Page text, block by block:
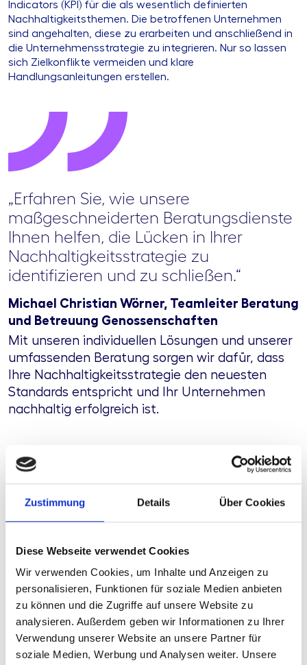
Zustimmung Details Über Cookies
Diese Webseite verwendet Cookies
Wir verwenden Cookies, um Inhalte und Anzeigen zu
personalisieren, Funktionen für soziale Medien anbieten
zu können und die Zugriffe auf unsere Website zu
analysieren. Außerdem geben wir Informationen zu Ihrer
Verwendung unserer Website an unsere Partner für
soziale Medien, Werbung und Analysen weiter. Unsere
Indicators (KPI) für die als wesentlich definierten
Nachhaltigkeitsthemen. Die betroffenen Unternehmen
sind angehalten, diese zu erarbeiten und anschließend in
die Unternehmensstrategie zu integrieren. Nur so lassen
sich Zielkonflikte vermeiden und klare
Handlungsanleitungen erstellen.
„Erfahren Sie, wie unsere
maßgeschneiderten Beratungsdienste
Ihnen helfen, die Lücken in Ihrer
Nachhaltigkeitsstrategie zu
identifizieren und zu schließen.“
Michael Christian Wörner, Teamleiter Beratung
und Betreuung Genossenschaften
Mit unseren individuellen Lösungen und unserer
umfassenden Beratung sorgen wir dafür, dass
Ihre Nachhaltigkeitsstrategie den neuesten
Standards entspricht und Ihr Unternehmen
nachhaltig erfolgreich ist.
Sie haben Fragen? Lassen
Sie uns sprechen.
AWADO
Mittelstandsberatung
Michael
Wörner
AWADO
Mittelstandsberatung
Jochen
Lohaus
Senior
AWADO
Ralf-
Dieter
Lewin